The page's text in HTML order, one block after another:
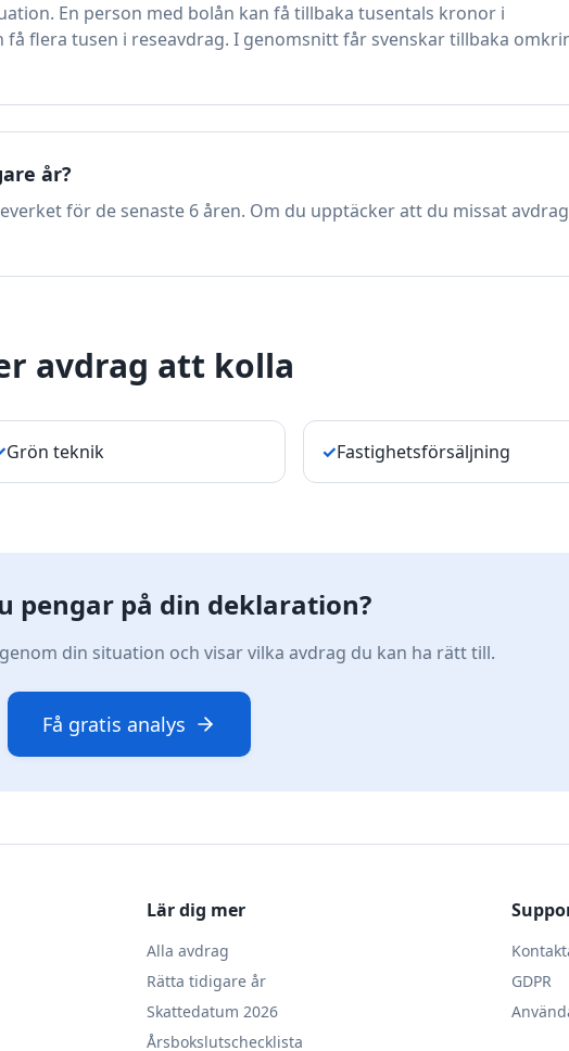
En person med bolån kan få tillbaka tusentals kronor i
flera tusen i reseavdrag. I genomsnitt får svenskar tillbaka
år?
för de senaste 6 åren. Om du upptäcker att du missat avdrag
avdrag att kolla
Grön teknik ✓Fastighetsförsäljning
pengar på din deklaration?
din situation och visar vilka avdrag du kan ha rätt till.
Få gratis analys
Lär dig mer
Alla avdrag
Rätta tidigare år
Skattedatum 2026
Årsbokslutschecklista
GDPR